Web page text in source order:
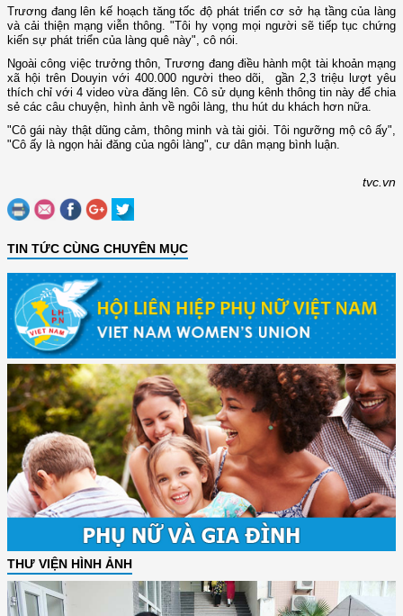
Trương đang lên kế hoạch tăng tốc độ phát triển cơ sở hạ tầng của làng
và cải thiện mạng viễn thông. "Tôi hy vọng mọi người sẽ tiếp tục chứng
kiến sự phát triển của làng quê này", cô nói.
Ngoài công việc trưởng thôn, Trương đang điều hành một tài khoản mạng
xã hội trên Douyin với 400.000 người theo dõi, gần 2,3 triệu lượt yêu
thích chỉ với 4 video vừa đăng lên. Cô sử dụng kênh thông tin này để chia
sẻ các câu chuyện, hình ảnh về ngôi làng, thu hút du khách hơn nữa.
"Cô gái này thật dũng cảm, thông minh và tài giỏi. Tôi ngưỡng mộ cô ấy",
"Cô ấy là ngọn hải đăng của ngôi làng", cư dân mạng bình luận.
tvc.vn
TIN TỨC CÙNG CHUYÊN MỤC
THƯ VIỆN HÌNH ẢNH